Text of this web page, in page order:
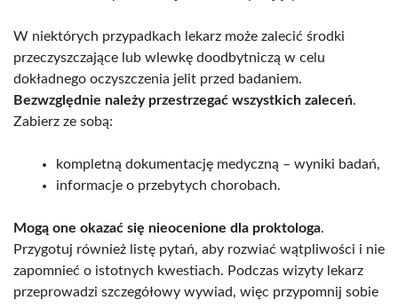
W niektórych przypadkach lekarz może zalecić środki
przeczyszczające lub wlewkę doodbytniczą w celu
dokładnego oczyszczenia jelit przed badaniem.
Bezwzględnie należy przestrzegać wszystkich zaleceń.
Zabierz ze sobą:
kompletną dokumentację medyczną – wyniki badań,
informacje o przebytych chorobach.
Mogą one okazać się nieocenione dla proktologa.
Przygotuj również listę pytań, aby rozwiać wątpliwości i nie
zapomnieć o istotnych kwestiach. Podczas wizyty lekarz
przeprowadzi szczegółowy wywiad, więc przypomnij sobie